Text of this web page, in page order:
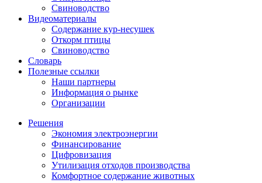
Свиноводство
Видеоматериалы
Содержание кур-несушек
Откорм птицы
Свиноводство
Словарь
Полезные ссылки
Наши партнеры
Информация о рынке
Организации
Решения
Экономия электроэнергии
Финансирование
Цифровизация
Утилизация отходов производства
Комфортное содержание животных